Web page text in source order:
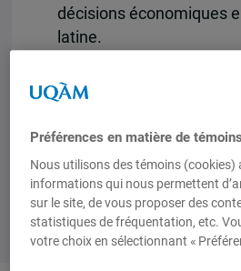
décisions économiques
latine.
Préférences en matière de témoins
Nous utilisons des témoins (cookies)
informations qui nous permettent
sur le site, de vous proposer des
statistiques de fréquentation, etc.
votre choix en sélectionnant «